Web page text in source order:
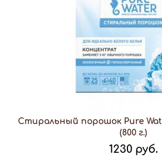
Стиральный порошок Pure
(800 г.)
1230 руб.